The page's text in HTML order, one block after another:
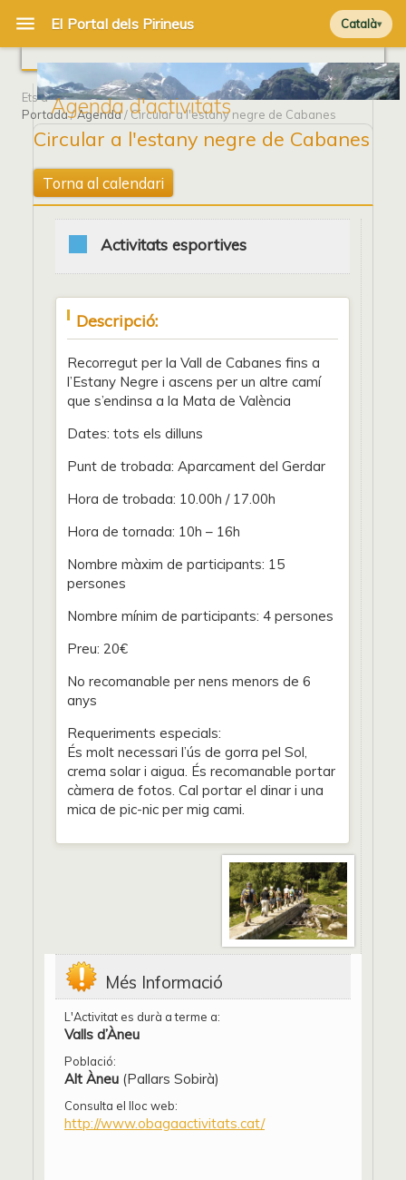
Català
Agenda d'activitats
Ets a
Portada/Agenda/ Circular a l'estany negre de Cabanes
Circular a l'estany negre de Cabanes
Torna al calendari
Activitats esportives
Descripció:
Recorregut per la Vall de Cabanes fins a
l’Estany Negre i ascens per un altre camí
que s’endinsa a la Mata de València
Dates: tots els dilluns
Punt de trobada: Aparcament del Gerdar
Hora de trobada: 10.00h / 17.00h
Hora de tornada: 10h – 16h
Nombre màxim de participants: 15
persones
Nombre mínim de participants: 4 persones
Preu: 20€
No recomanable per nens menors de 6
anys
Requeriments especials:
És molt necessari l’ús de gorra pel Sol,
crema solar i aigua. És recomanable portar
càmera de fotos. Cal portar el dinar i una
mica de pic-nic per mig cami.
Més Informació
L'Activitat es durà a terme a:
Valls d’Àneu
Població:
Alt Àneu (Pallars Sobirà)
Consulta el lloc web:
http://www.obagaactivitats.cat/